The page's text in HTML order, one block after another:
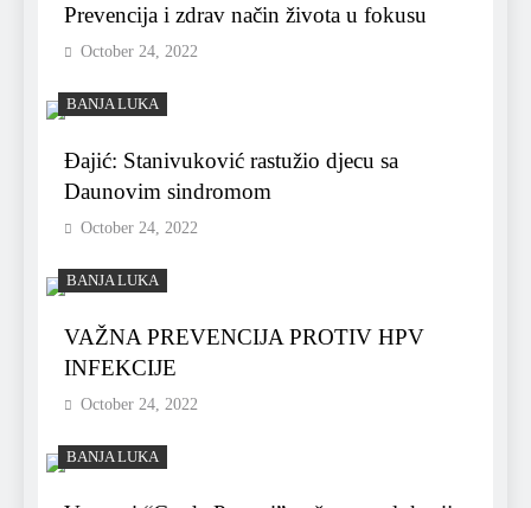
Prevencija i zdrav način života u fokusu
October 24, 2022
BANJA LUKA
Đajić: Stanivuković rastužio djecu sa
Daunovim sindromom
October 24, 2022
BANJA LUKA
VAŽNA PREVENCIJA PROTIV HPV
INFEKCIJE
October 24, 2022
BANJA LUKA